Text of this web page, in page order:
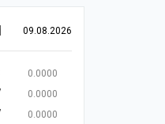
09.08.2026
0.0000
0.0000
0.0000